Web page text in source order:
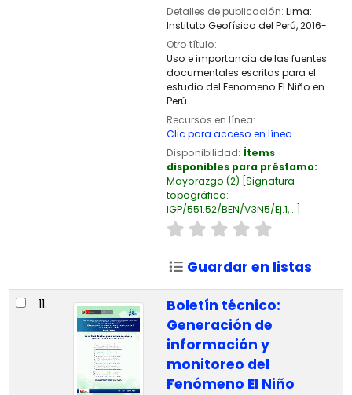
Detalles de publicación: Lima:
Instituto Geofísico del Perú,2016-
Otro título:
Uso e importancia de las fuentes
documentales escritas para el
estudio del Fenomeno El Niño en
Perú
Recursos en línea:
Clic para acceso en línea
Disponibilidad: Ítems
disponibles para préstamo:
Mayorazgo (2) Signatura
topográfica:
IGP/551.52/BEN/V3N5/Ej.1, .. .
Guardar en listas
11.
Boletín técnico:
Generación de
información y
monitoreo del
Fenómeno El Niño